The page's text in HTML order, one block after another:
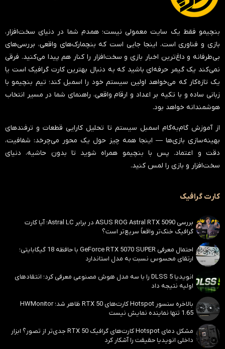
بنچیمو فقط یک سایت معمولی نیست؛ همدم شما در دنیای سخت‌افزار،
بازی و فناوری است. اینجا جایی است که بنچمارک‌های واقعی، بررسی‌های
بی‌طرفانه و داغ‌ترین اخبار بازی و سخت‌افزار را کنار هم پیدا می‌کنید. فرقی
نمی‌کند یک گیمر حرفه‌ای باشید که به دنبال بهترین کارت گرافیک است یا
یک تازه‌کار که می‌خواهد اولین سیستم خود را اسمبل کند؛ تیم بنچیمو با
زبانی ساده و با تکیه بر اعداد و ارقام واقعی، راهنمای شما در مسیر انتخاب
هوشمندانه خواهد بود.
از آموزش گام‌به‌گام اسمبل سیستم تا تحلیل کارایی قطعات و ترفندهای
بهینه‌سازی بازی‌ها — اینجا همه چیز حول یک محور می‌چرخد: شفافیت،
دقت و اعتماد. پس با بنچیمو همراه شوید تا بدون حاشیه، دنیای
سخت‌افزار و بازی را لمس کنید.
کارت گرافیک
بررسی ASUS ROG Astral RTX 5090 در برابر Astral LC؛ آیا کارت
گرافیک خنک‌تر واقعاً سریع‌تر است؟
احتمال معرفی GeForce RTX 5070 SUPER با حافظه 18 گیگابایتی؛
ارتقای محسوس نسبت به مدل استاندارد
انویدیا DLSS 5 را با سه مدل هوش مصنوعی معرفی کرد؛ انتقادهای
اولیه نتیجه داد
بالاخره سنسور Hotspot کارت‌های RTX 50 ظاهر شد؛ HWMonitor
1.65 تنها نماینده نمایش نیست
مشکل دمای Hotspot کارت‌های گرافیک RTX 50 جدی‌تر از تصور؟ ابزار
داخلی انویدیا حقیقت را آشکار کرد